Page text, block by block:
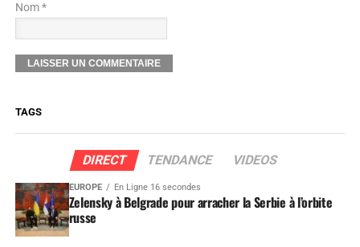
Nom *
TAGS
DIRECT TENDANCE VIDEOS
EUROPE En Ligne 16 secondes
Zelensky à Belgrade pour arracher la Serbie à l’orbite
russe